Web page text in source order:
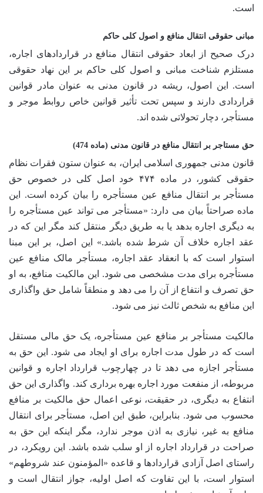
است.
مبانی حقوقی انتقال منافع و اصول کلی حاکم
درک صحیح از ابعاد حقوقی انتقال منافع در قراردادهای اجاره،
مستلزم شناخت مبانی و اصول کلی حاکم بر این نهاد حقوقی
است. این اصول، ریشه در قانون مدنی به عنوان مادر قوانین
قراردادی دارند و سپس تحت تأثیر قوانین خاص روابط موجر و
مستأجر، دچار تحولاتی شده اند.
حق مستاجر بر انتقال منافع در قانون مدنی (ماده 474)
قانون مدنی جمهوری اسلامی ایران، به عنوان ستون فقرات نظام
حقوقی کشور، در ماده ۴۷۴ خود اصل کلی در خصوص حق
مستأجر بر انتقال منافع عین مستأجره را بیان کرده است. این
ماده صراحتاً بیان می دارد: «مستأجر می تواند عین مستأجره را
به دیگری اجاره بدهد یا به طریق دیگر منتقل کند مگر این که در
عقد اجاره خلاف آن شرط شده باشد.» این اصل، بر این مبنا
استوار است که با انعقاد عقد اجاره، مستأجر مالک منافع عین
مستأجره برای مدت مشخصی می شود. این مالکیت منافع، به او
حق تصرف و انتفاع از آن را می دهد و منطقاً شامل حق واگذاری
این منافع به شخص ثالث نیز می شود.
مالکیت مستأجر بر منافع عین مستأجره، یک حق مالی مستقل
است که در طول مدت اجاره برای او ایجاد می شود. این حق به
مستأجر اجازه می دهد تا در چهارچوب قرارداد اجاره و قوانین
مربوطه، از منفعت مورد اجاره بهره برداری کند. واگذاری این حق
انتفاع به دیگری، در حقیقت، نوعی اعمال حق مالکیت بر منافع
محسوب می شود. بنابراین، طبق این اصل، مستأجر برای انتقال
منافع به غیر، نیازی به اذن موجر ندارد، مگر اینکه این حق به
صراحت در قرارداد اجاره از او سلب شده باشد. این رویکرد، در
راستای اصل آزادی قراردادها و قاعده «المؤمنون عند شروطهم»
استوار است، با این تفاوت که اصل اولیه، جواز انتقال است و